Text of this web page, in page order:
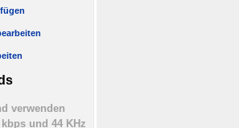
verwenden
und 44 KHz